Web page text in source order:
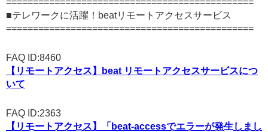
■テレワークに活躍！beatリモートアクセスサービス
==============================================
FAQ ID:8460
【リモートアクセス】beat リモートアクセスサービスにつ
いて
FAQ ID:2363
【リモートアクセス】「beat-accessでエラーが発生しまし